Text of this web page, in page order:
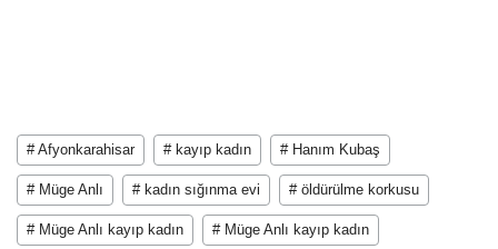
# Afyonkarahisar # kayıp kadın # Hanım Kubaş
# Müge Anlı # kadın sığınma evi # öldürülme korkusu
# Müge Anlı kayıp kadın # Müge Anlı kayıp kadın